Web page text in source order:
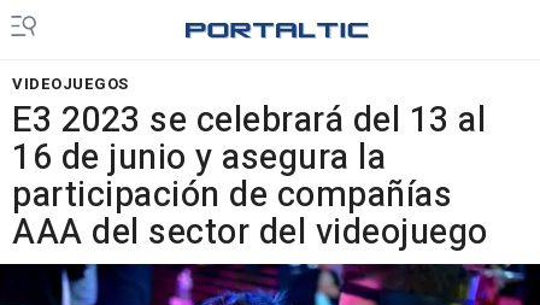
VIDEOJUEGOS
E3 2023 se celebrará del 13 al
16 de junio y asegura la
participación de compañías
AAA del sector del videojuego